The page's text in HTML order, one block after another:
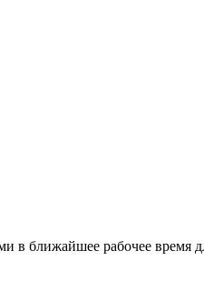
в ближайшее рабочее время